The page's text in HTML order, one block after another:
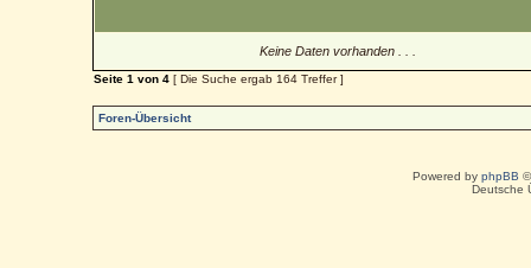
Keine Daten vorhanden . . .
Seite1 von4 [ Die Suche ergab 164 Treffer ]
Foren-Übersicht
Powered by phpBB
Deutsche